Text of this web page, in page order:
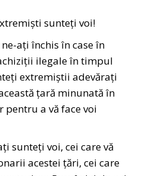
sunteți voi!
ați închis în case în
ilegale în timpul
extremiștii adevărați
țară minunată în
a vă face voi
sunteți voi, cei care vă
acestei țări, cei care